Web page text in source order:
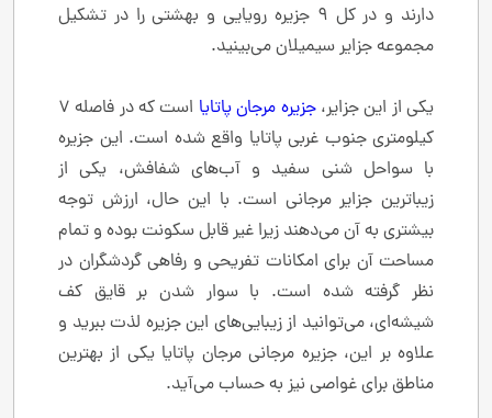
دارند و در کل 9 جزیره رویایی و بهشتی را در تشکیل
مجموعه جزایر سیمیلان می‌بینید.
یکی از این جزایر،جزیره مرجان پاتایا
است که در فاصله 7
کیلومتری جنوب غربی پاتایا واقع شده است. این جزیره
با سواحل شنی سفید و آب‌‌های شفافش، یکی از
زیباترین جزایر مرجانی است. با این حال، ارزش توجه
بیشتری به آن می‌دهند زیرا غیر قابل سکونت بوده و تمام
مساحت آن برای امکانات تفریحی و رفاهی گردشگران در
نظر گرفته شده است. با سوار شدن بر قایق کف
شیشه‌ای، می‌توانید از زیبایی‌های این جزیره لذت ببرید و
علاوه بر این، جزیره مرجانی مرجان پاتایا یکی از بهترین
مناطق برای غواصی نیز به حساب می‌آید.